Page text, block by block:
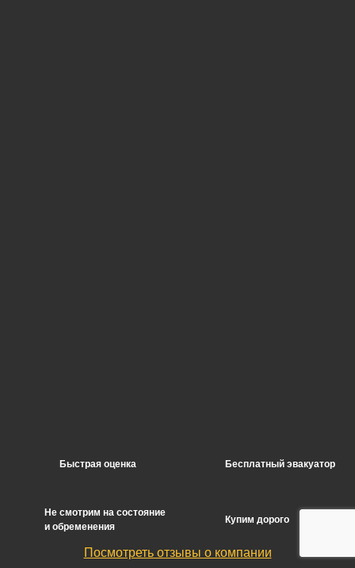
Быстрая оценка Бесплатный эвакуатор
Не смотрим на состояние
и обременения
Купим дорого
Посмотреть отзывы о компании